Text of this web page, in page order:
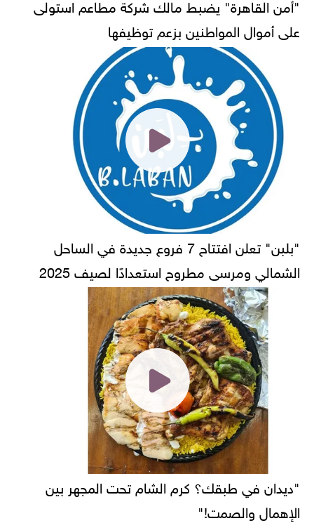
"أمن القاهرة" يضبط مالك شركة مطاعم استولى
على أموال المواطنين بزعم توظيفها
"بلبن" تعلن افتتاح 7 فروع جديدة في الساحل
الشمالي ومرسى مطروح استعدادًا لصيف 2025
"ديدان في طبقك؟ كرم الشام تحت المجهر بين
الإهمال والصمت!"